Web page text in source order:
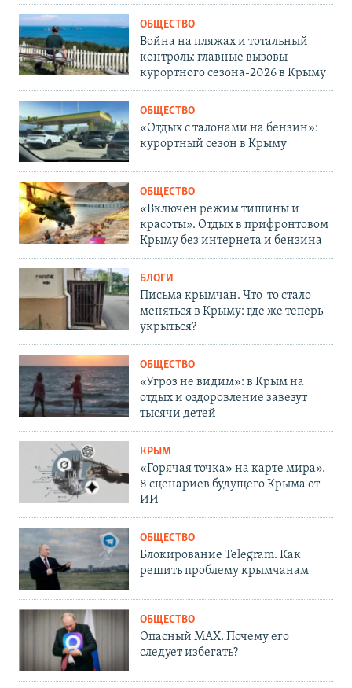
ОБЩЕСТВО
Война на пляжах и тотальный
контроль: главные вызовы
курортного сезона-2026 в Крыму
ОБЩЕСТВО
«Отдых с талонами на бензин»:
курортный сезон в Крыму
ОБЩЕСТВО
«Включен режим тишины и
красоты». Отдых в прифронтовом
Крыму без интернета и бензина
БЛОГИ
Письма крымчан. Что-то стало
меняться в Крыму: где же теперь
укрыться?
ОБЩЕСТВО
«Угроз не видим»: в Крым на
отдых и оздоровление завезут
тысячи детей
КРЫМ
«Горячая точка» на карте мира».
8 сценариев будущего Крыма от
ИИ
ОБЩЕСТВО
Блокирование Telegram. Как
решить проблему крымчанам
ОБЩЕСТВО
Опасный MAX. Почему его
следует избегать?